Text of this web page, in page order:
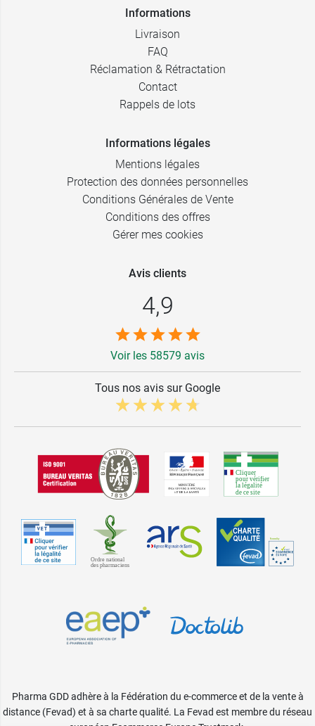
Informations
Livraison
FAQ
Réclamation & Rétractation
Contact
Rappels de lots
Informations légales
Mentions légales
Protection des données personnelles
Conditions Générales de Vente
Conditions des offres
Gérer mes cookies
Avis clients
4,9
Voir les 58579 avis
Tous nos avis sur Google
Pharma GDD adhère à la Fédération du e-commerce et de la vente à
distance (Fevad) et à sa charte qualité. La Fevad est membre du réseau